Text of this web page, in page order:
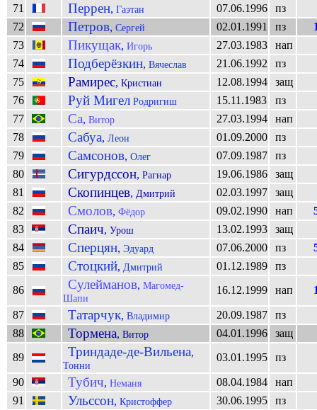
71 Перрен, Гаэтан 07.06.1996
пз
72
Петров, Сергей 02.01.1991 пз
73
Пикущак, Игорь 27.03.1983
нап
74
Подберёзкин, Вячеслав 21.06.1992
пз
75
Рамирес, Кристиан 12.08.1994
защ
76
Руй МигелРодригиш 15.11.1983
пз
77
Са, Витор 27.03.1994
нап
78
Сабуа, Леон 01.09.2000
пз
79
Самсонов, Олег 07.09.1987
пз
80
Сигурдссон, Рагнар 19.06.1986
защ
81
Скопинцев, Дмитрий 02.03.1997
защ
82
Смолов, Фёдор 09.02.1990 нап
83
Спаич, Урош 13.02.1993
защ
84
Сперцян, Эдуард 07.06.2000 пз
85
Стоцкий, Дмитрий 01.12.1989
пз
86
Сулейманов, Магомед-
Шапи
16.12.1999 нап
87 Татарчук, Владимир 20.09.1987
пз
88
Тормена, Витор 04.01.1996
защ
89
Триндаде-де-Вильена,
Тонни
03.01.1995 пз
90 Тубич, Неманя 08.04.1984
нап
91
Ульссон, Кристоффер 30.06.1995
пз